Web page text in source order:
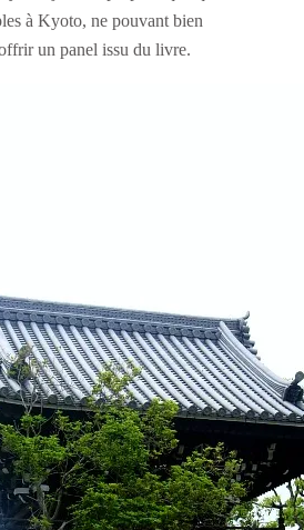
à Kyoto, ne pouvant bien
un panel issu du livre.